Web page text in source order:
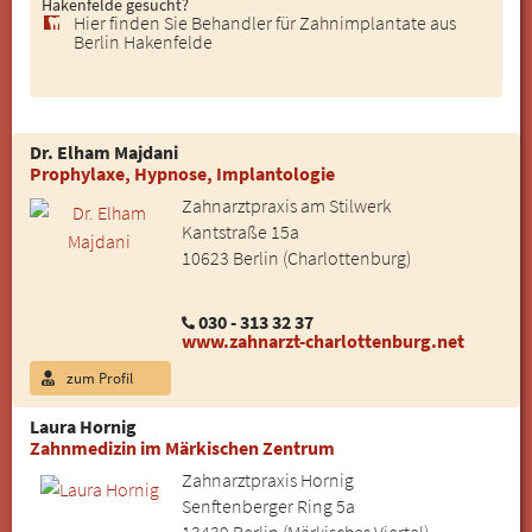
Hakenfelde gesucht?
Hier finden Sie Behandler für Zahnimplantate aus
Berlin Hakenfelde
Dr. Elham Majdani
Prophylaxe, Hypnose, Implantologie
Zahnarztpraxis am Stilwerk
Kantstraße 15a
10623 Berlin (Charlottenburg)
030 - 313 32 37
www.zahnarzt-charlottenburg.net
zum Profil
Laura Hornig
Zahnmedizin im Märkischen Zentrum
Zahnarztpraxis Hornig
Senftenberger Ring 5a